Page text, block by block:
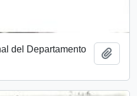
del Departamento